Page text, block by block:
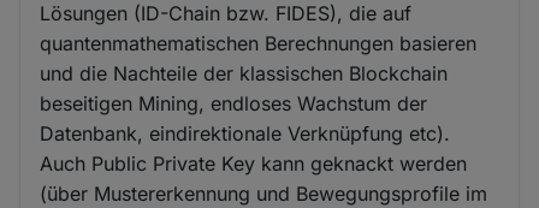
Lösungen (ID-Chain bzw. FIDES), die auf
quantenmathematischen Berechnungen basieren
und die Nachteile der klassischen Blockchain
beseitigen Mining, endloses Wachstum der
Datenbank, eindirektionale Verknüpfung etc).
Auch Public Private Key kann geknackt werden
(über Mustererkennung und Bewegungsprofile im